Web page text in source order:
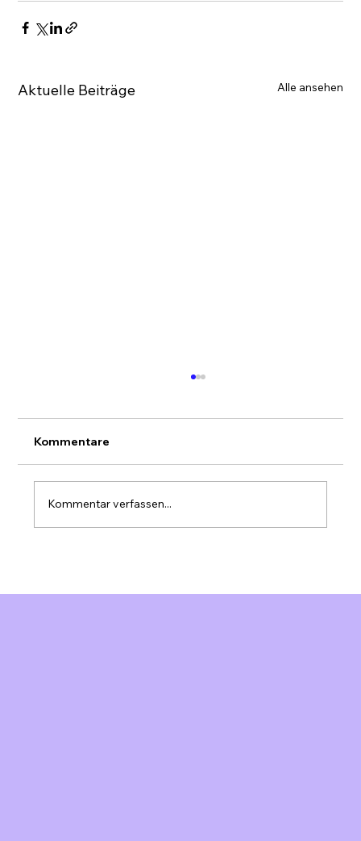
Aktuelle Beiträge Alle ansehen
Kommentare
Kommentar verfassen...